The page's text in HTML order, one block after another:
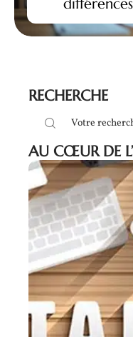
RECHERCHE
AU CŒUR DE